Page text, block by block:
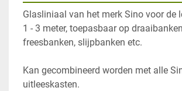
Glasliniaal van het merk Sino voor de
1 - 3 meter, toepasbaar op
Kan gecombineerd worden met alle
uitleeskasten.